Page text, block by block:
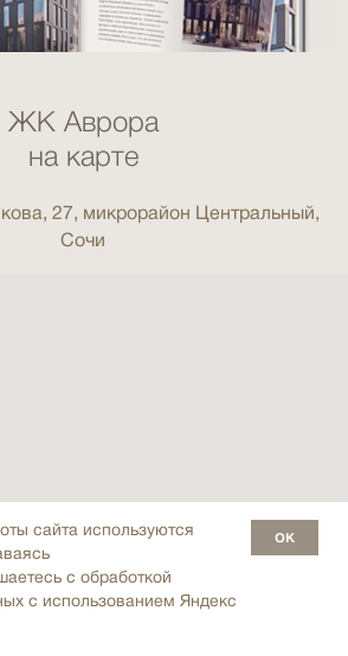
сайта используются
с обработкой
с использованием Яндекс
ок
ЖК Аврора
на карте
27, микрорайон Центральный,
Сочи